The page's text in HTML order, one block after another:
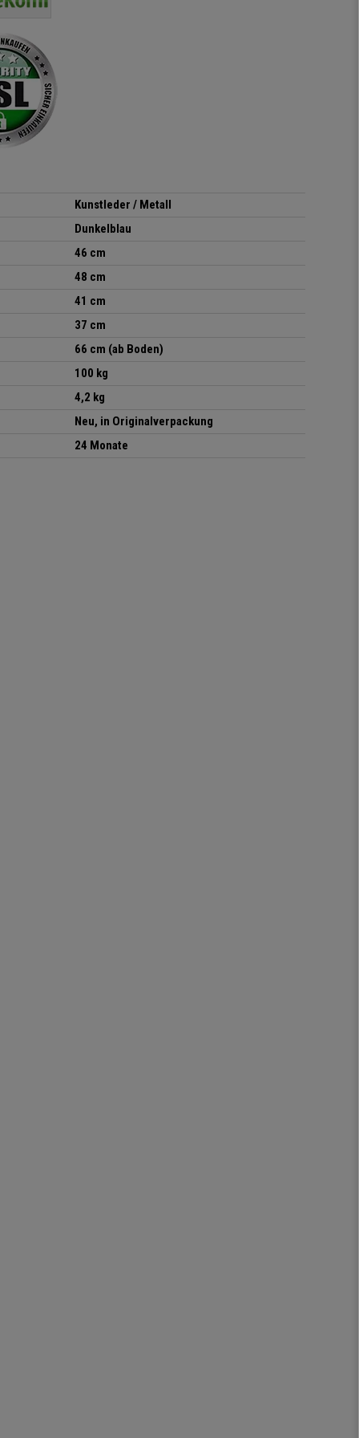
Hände hat :) Von der
sitzt darin auch wirklich
gut! Die Sitzfläche, eine
elastisches Gewebe passt
sich der
Körperbewegung an.
Klare Kaufempfehlung!
Kunstleder / Metall
Dunkelblau
46 cm
48 cm
41 cm
37 cm
66 cm (ab Boden)
100 kg
4,2 kg
Neu, in Originalverpackung
24 Monate